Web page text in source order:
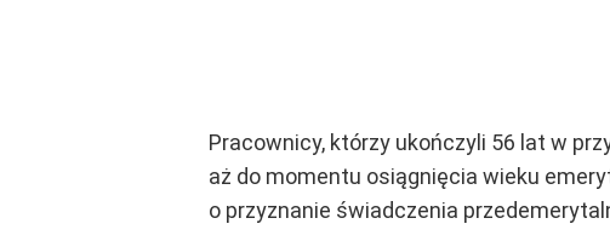
Pracownicy, którzy ukończyli 56 lat w
aż do momentu osiągnięcia wieku
o przyznanie świadczenia